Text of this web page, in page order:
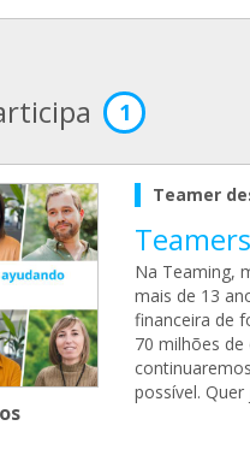
1
Teamer
Na Teaming,
mais de 13
financeira de
70 milhões
possível.